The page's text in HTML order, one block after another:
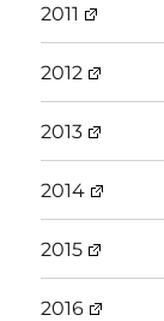
2011
2012
2013
2014
2015
2016